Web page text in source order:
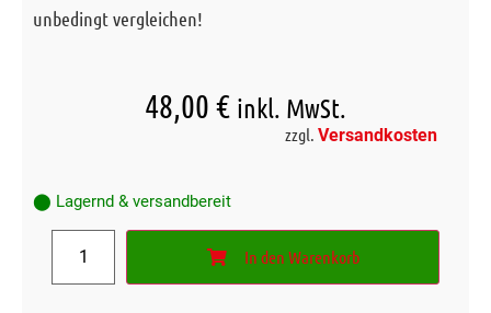
unbedingt vergleichen!
48,00€ inkl. MwSt.
zzgl. Versandkosten
⬤ Lagernd & versandbereit
In den Warenkorb